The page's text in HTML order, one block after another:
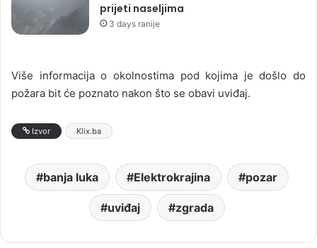
prijeti naseljima
3 days ranije
Više informacija o okolnostima pod kojima je došlo do
požara bit će poznato nakon što se obavi uviđaj.
Izvor Klix.ba
banja luka Elektrokrajina pozar
uviđaj zgrada